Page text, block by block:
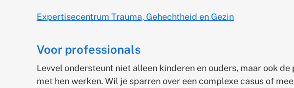
Expertisecentrum Trauma, Gehechtheid en Gezin
Voor professionals
Levvel ondersteunt niet alleen kinderen en ouders, maar ook
met hen werken. Wil je sparren over een complexe casus of